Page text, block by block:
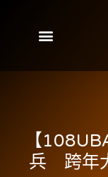
【
兵 跨年